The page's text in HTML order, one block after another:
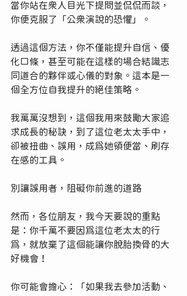
當你站在眾人目光下提問並侃侃而談，
你便克服了「公眾演說的恐懼」。
透過這個方法，你不僅能提升自信、優
化口條，甚至可能在這樣的場合結識志
同道合的夥伴或心儀的對象。這本是一
個全方位自我提升的絕佳策略。
我萬萬沒想到，這個我用來鼓勵大家追
求成長的秘訣，到了這位老太太手中，
卻被扭曲、誤用，成為她領便當、刷存
在感的工具。
別讓誤用者，阻礙你前進的道路
然而，各位朋友，我今天要說的重點
是：你千萬不要因為這位老太太的行
為，就放棄了這個能讓你脫胎換骨的大
好機會！
你可能會擔心：「如果我去參加活動、